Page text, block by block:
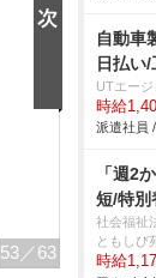
53 ／63
自動車
日払い
UTエー
時給
派遣社員
「週2
短/特別
社会福祉
ともしび
時給